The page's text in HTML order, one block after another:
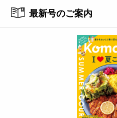
最新号のご案内